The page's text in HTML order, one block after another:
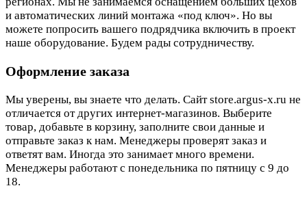
и автоматических линий монтажа «под ключ». Но вы
можете попросить вашего подрядчика включить в проект
наше оборудование. Будем рады сотрудничеству.
Оформление заказа
Мы уверены, вы знаете что делать. Сайт store.argus-x.ru не
отличается от других интернет-магазинов. Выберите
товар, добавьте в корзину, заполните свои данные и
отправьте заказ к нам. Менеджеры проверят заказ и
ответят вам. Иногда это занимает много времени.
Менеджеры работают с понедельника по пятницу с 9 до
18.